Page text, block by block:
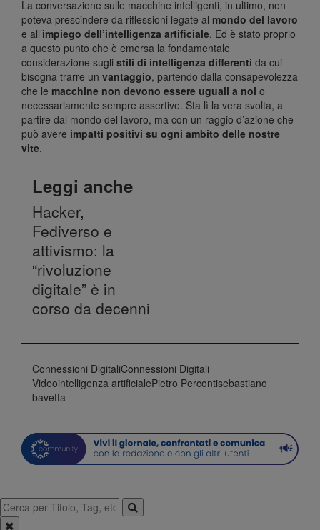
La conversazione sulle macchine intelligenti, in ultimo, non
poteva prescindere da riflessioni legate al mondo del lavoro
e all’impiego dell’intelligenza artificiale. Ed è stato proprio
a questo punto che è emersa la fondamentale
considerazione sugli stili di intelligenza differenti da cui
bisogna trarre un vantaggio, partendo dalla consapevolezza
che le macchine non devono essere uguali a noi o
necessariamente sempre assertive. Sta lì la vera svolta, a
partire dal mondo del lavoro, ma con un raggio d’azione che
può avere impatti positivi su ogni ambito delle nostre
vite.
Leggi anche
Hacker,
Fediverso e
attivismo: la
“rivoluzione
digitale” è in
corso da decenni
Connessioni DigitaliConnessioni Digitali
Videointelligenza artificialePietro Percontisebastiano
bavetta